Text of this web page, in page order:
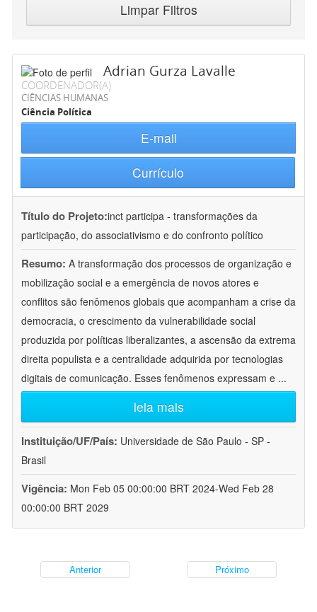
Limpar Filtros
Adrian Gurza Lavalle
COORDENADOR(A)
CIÊNCIAS HUMANAS
Ciência Política
E-mail
Currículo
Título do Projeto:inct participa - transformações da
participação, do associativismo e do confronto político
Resumo: A transformação dos processos de organização e
mobilização social e a emergência de novos atores e
conflitos são fenômenos globais que acompanham a crise da
democracia, o crescimento da vulnerabilidade social
produzida por políticas liberalizantes, a ascensão da extrema
direita populista e a centralidade adquirida por tecnologias
digitais de comunicação. Esses fenômenos expressam e ...
leia mais
Instituição/UF/País: Universidade de São Paulo - SP -
Brasil
Vigência: Mon Feb 05 00:00:00 BRT 2024-Wed Feb 28
00:00:00 BRT 2029
Anterior Próximo